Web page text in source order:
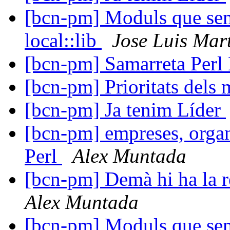
[bcn-pm] Moduls que
local::lib
Jose Luis
[bcn-pm] Samarreta
[bcn-pm] Prioritats dels
[bcn-pm] Ja tenim Líder
[bcn-pm] empreses,
Perl
Alex Muntada
[bcn-pm] Demà hi ha la
Alex Muntada
[bcn-pm] Moduls que